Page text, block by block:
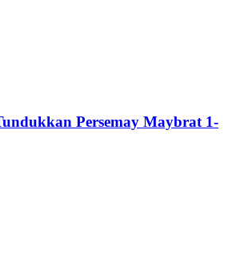
Persemay Maybrat 1-